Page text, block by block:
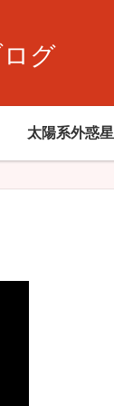
グ
太陽系外惑星